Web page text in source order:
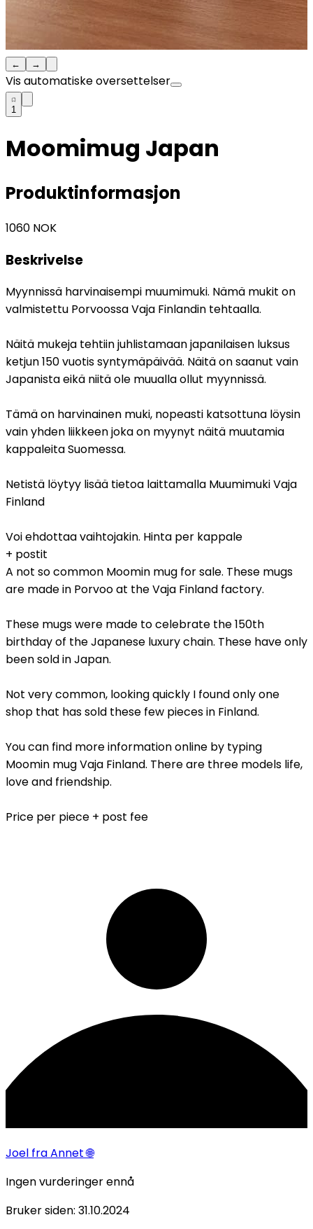
← →
Vis automatiske oversettelser
1
Moomimug Japan
Produktinformasjon
1060 NOK
Beskrivelse
Myynnissä harvinaisempi muumimuki. Nämä mukit on
valmistettu Porvoossa Vaja Finlandin tehtaalla.
Näitä mukeja tehtiin juhlistamaan japanilaisen luksus
ketjun 150 vuotis syntymäpäivää. Näitä on saanut vain
Japanista eikä niitä ole muualla ollut myynnissä.
Tämä on harvinainen muki, nopeasti katsottuna löysin
vain yhden liikkeen joka on myynyt näitä muutamia
kappaleita Suomessa.
Netistä löytyy lisää tietoa laittamalla Muumimuki Vaja
Finland
Voi ehdottaa vaihtojakin. Hinta per kappale
+ postit
A not so common Moomin mug for sale. These mugs
are made in Porvoo at the Vaja Finland factory.
These mugs were made to celebrate the 150th
birthday of the Japanese luxury chain. These have only
been sold in Japan.
Not very common, looking quickly I found only one
shop that has sold these few pieces in Finland.
You can find more information online by typing
Moomin mug Vaja Finland. There are three models life,
love and friendship.
Price per piece + post fee
Joel fra Annet 🌐
Ingen vurderinger ennå
Bruker siden: 31.10.2024